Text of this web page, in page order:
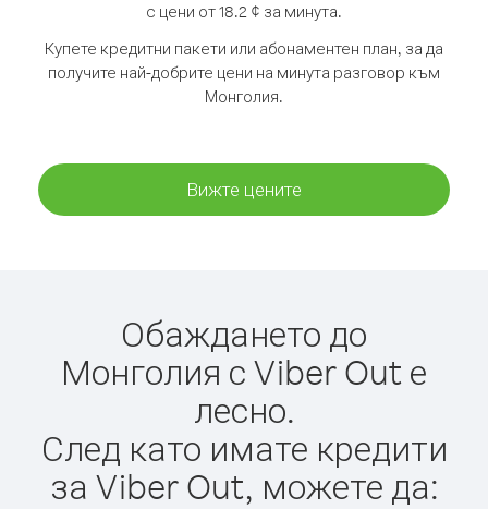
с цени от 18.2 ¢ за минута.
Купете кредитни пакети или абонаментен план, за да
получите най-добрите цени на минута разговор към
Монголия.
Вижте цените
Обаждането до
Монголия с Viber Out е
лесно.
След като имате кредити
за Viber Out, можете да: